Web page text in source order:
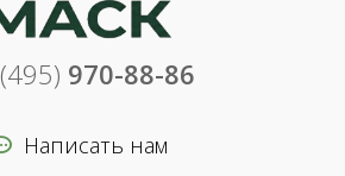
970-88-86
Написать нам